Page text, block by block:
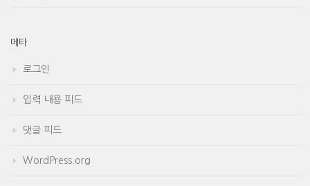
메타
로그인
입력 내용 피드
댓글 피드
WordPress.org